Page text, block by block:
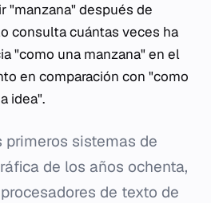
"manzana" después de
consulta cuántas veces ha
"como una manzana" en el
en comparación con "como
idea".
primeros sistemas de
de los años ochenta,
de texto de